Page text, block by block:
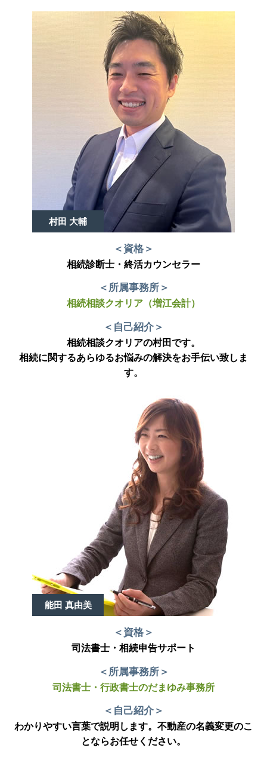
村田 大輔
＜資格＞
相続診断士・終活カウンセラー
＜所属事務所＞
相続相談クオリア（増江会計）
＜自己紹介＞
相続相談クオリアの村田です。
相続に関するあらゆるお悩みの解決をお手伝い致しま
す。
能田 真由美
＜資格＞
司法書士・相続申告サポート
＜所属事務所＞
司法書士・行政書士のだまゆみ事務所
＜自己紹介＞
わかりやすい言葉で説明します。不動産の名義変更のこ
とならお任せください。